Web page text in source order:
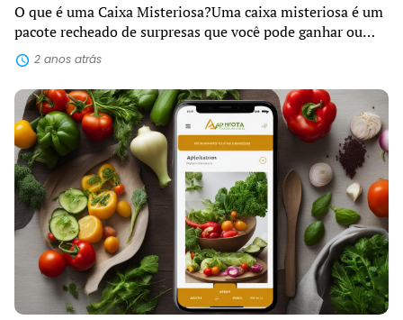
O que é uma Caixa Misteriosa?Uma caixa misteriosa é um
pacote recheado de surpresas que você pode ganhar ou
comprar e receber diretamente na sua casa. Dentro dela,
podem estar escondidos diver...
2 anos atrás